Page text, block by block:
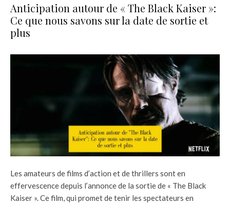
Anticipation autour de « The Black Kaiser »:
Ce que nous savons sur la date de sortie et
plus
Les amateurs de films d’action et de thrillers sont en
effervescence depuis l’annonce de la sortie de « The Black
Kaiser ». Ce film, qui promet de tenir les spectateurs en